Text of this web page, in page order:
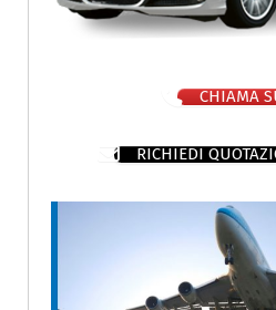
CHIAMA
RICHIEDI